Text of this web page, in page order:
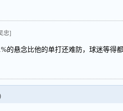
忠]
的悬念比他的单打还难防，球迷等得